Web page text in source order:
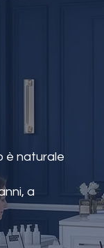
è naturale
a